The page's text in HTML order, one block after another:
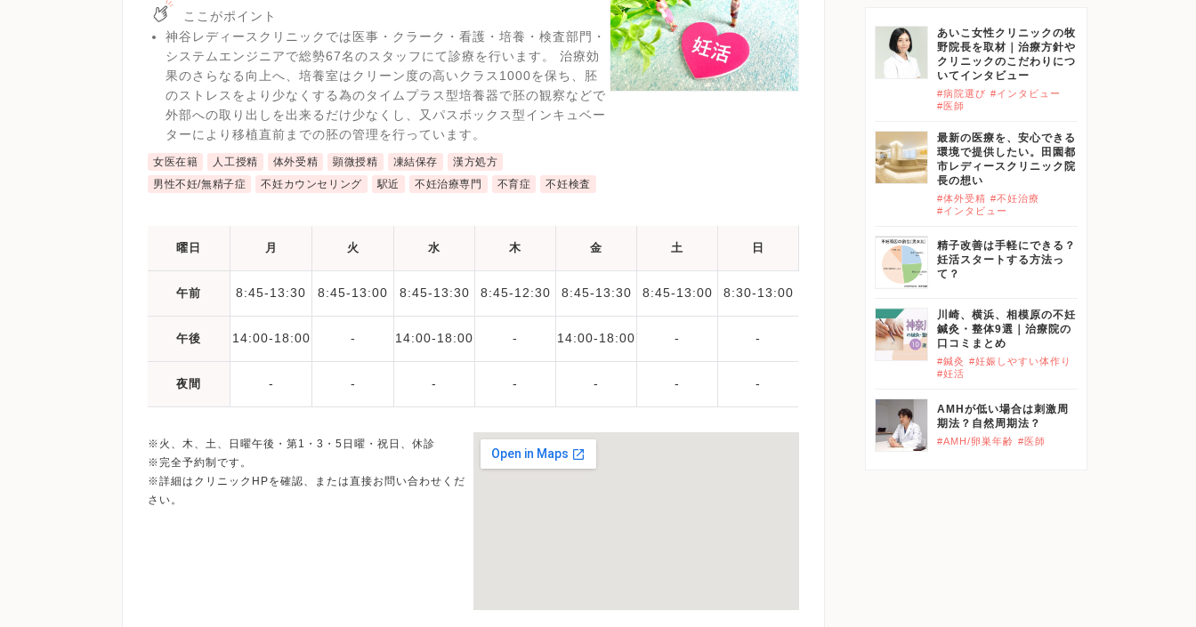
ここがポイント
神谷レディースクリニックでは医事・クラーク・看護・培養・検査部門・
システムエンジニアで総勢67名のスタッフにて診療を行います。 治療効
果のさらなる向上へ、培養室はクリーン度の高いクラス1000を保ち、胚
のストレスをより少なくする為のタイムプラス型培養器で胚の観察などで
外部への取り出しを出来るだけ少なくし、又パスボックス型インキュベー
ターにより移植直前までの胚の管理を行っています。
女医在籍 人工授精 体外受精 顕微授精 凍結保存
漢方処方
男性不妊/無精子症
不妊カウンセリング 駅近 不妊治療専門 不育症 不妊検査
曜日 月 火 水 木 金 土 日
午前 8:45-13:30 8:45-13:00 8:45-13:30 8:45-12:30 8:45-13:30 8:45-13:00 8:30-13:00
午後 14:00-18:00 - 14:00-18:00 - 14:00-18:00 - -
夜間 - - - - - - -
※火、木、土、日曜午後・第1・3・5日曜・祝日、休診
※完全予約制です。
※詳細はクリニックHPを確認、または直接お問い合わせくだ
あいこ女性クリニックの牧
野院長を取材｜治療方針や
クリニックのこだわりにつ
いてインタビュー
#病院選び #インタビュー
#医師
最新の医療を、安心できる
環境で提供したい。田園都
市レディースクリニック院
長の想い
#体外受精 #不妊治療
#インタビュー
精子改善は手軽にできる？
妊活スタートする方法っ
て？
川崎、横浜、相模原の不妊
鍼灸・整体9選｜治療院の
口コミまとめ
#鍼灸 #妊娠しやすい体作り
#妊活
AMHが低い場合は刺激周
期法？自然周期法？
#AMH/卵巣年齢 #医師